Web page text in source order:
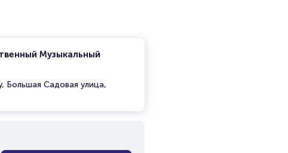
Музыкальный
Большая Садовая улица,